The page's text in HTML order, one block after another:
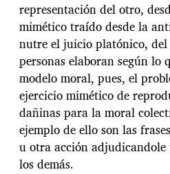
representación del otro,
mimético traído desde la
nutre el juicio platónico,
personas elaboran según lo
modelo moral, pues, el
ejercicio mimético de
dañinas para la moral
ejemplo de ello son las
u otra acción
los demás.